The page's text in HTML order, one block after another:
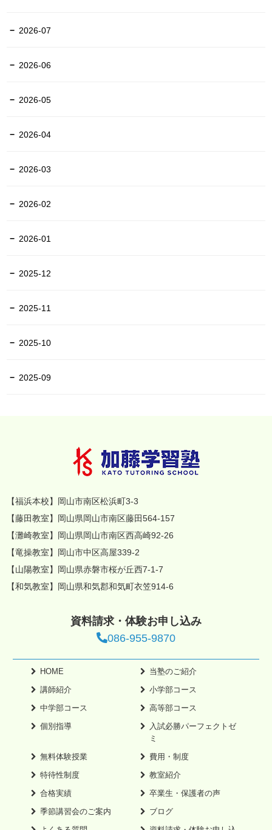
2026-07
2026-06
2026-05
2026-04
2026-03
2026-02
2026-01
2025-12
2025-11
2025-10
2025-09
【福浜本校】岡山市南区松浜町3-3
【藤田教室】岡山県岡山市南区藤田564-157
【灘崎教室】岡山県岡山市南区西高崎92-26
【竜操教室】岡山市中区高屋339-2
【山陽教室】岡山県赤磐市桜が丘西7-1-7
【和気教室】岡山県和気郡和気町衣笠914-6
資料請求・体験お申し込み
086-955-9870
HOME
当塾のご紹介
講師紹介
小学部コース
中学部コース
高等部コース
個別指導
入試必勝パーフェクトゼ
ミ
無料体験授業
費用・制度
特待性制度
教室紹介
合格実績
卒業生・保護者の声
季節講習会のご案内
ブログ